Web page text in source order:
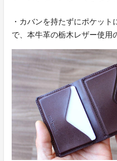
・カバンを持たずにポケッ
で、本牛革の栃木レザー使用